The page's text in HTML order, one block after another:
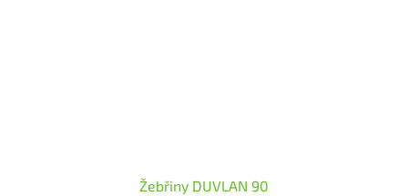
Žebřiny DUVLAN 90